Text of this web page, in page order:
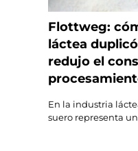
Flottweg:
láctea
redujo el
En la industria
suero representa